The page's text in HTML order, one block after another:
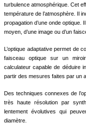
turbulence atmosphérique. Cet
température de l’atmosphère. Il
propagation d’une onde optique.
moyen, d’une image ou d’un
L’optique adaptative permet de
faisceau optique sur un
calculateur capable de déduire
partir des mesures faites par un
Des techniques connexes de
très haute résolution par
lentement évolutives qui
diamètre.